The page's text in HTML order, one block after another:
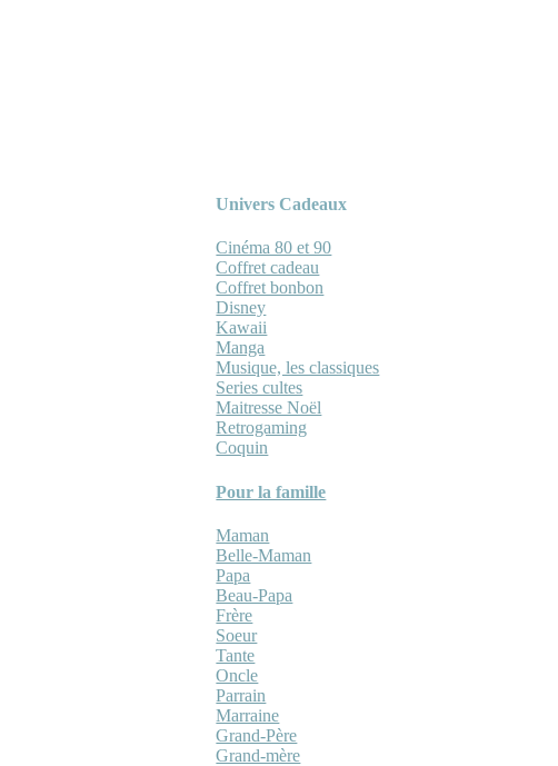
Univers Cadeaux
Cinéma 80 et 90
Coffret cadeau
Coffret bonbon
Disney
Kawaii
Manga
Musique, les classiques
Series cultes
Maitresse Noël
Retrogaming
Coquin
Pour la famille
Maman
Belle-Maman
Papa
Beau-Papa
Frère
Soeur
Tante
Oncle
Parrain
Marraine
Grand-Père
Grand-mère